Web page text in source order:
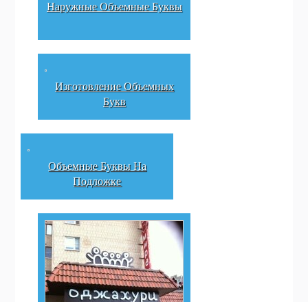
Наружные Объемные Буквы
Изготовление Объемных
Букв
Объемные Буквы На
Подложке